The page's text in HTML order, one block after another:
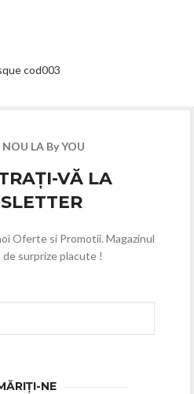
cod003
NOU LA By YOU
VĂ LA
Oferte si Promotii. Magazinul
de surprize placute !
NE